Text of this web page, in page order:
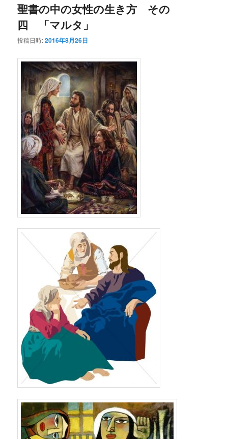
聖書の中の女性の生き方 その
四 「マルタ」
投稿日時:2016年8月26日